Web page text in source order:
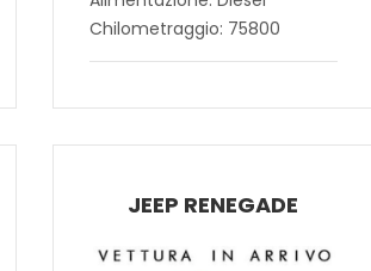
Chilometraggio: 75800
JEEP RENEGADE